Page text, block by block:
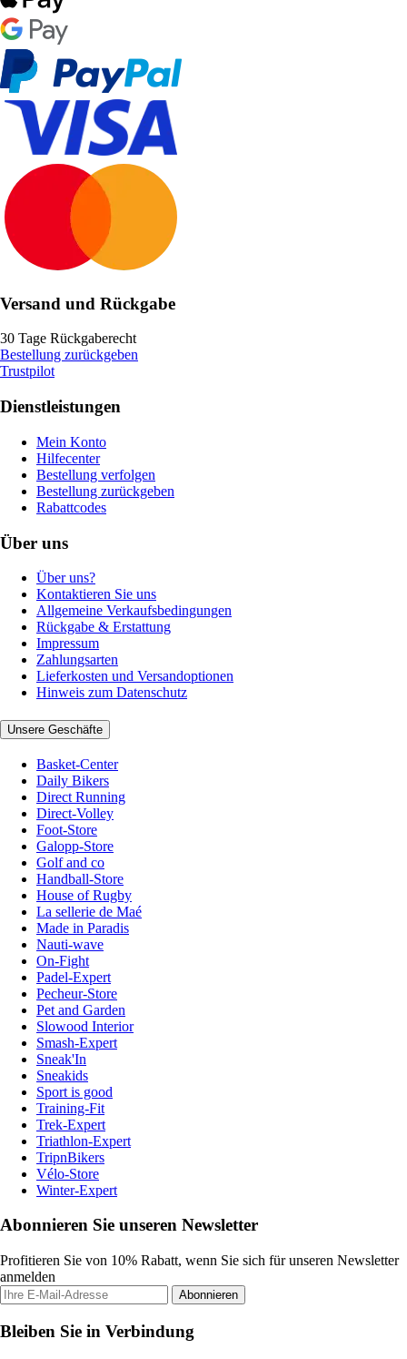
Versand und Rückgabe
30 Tage Rückgaberecht
Bestellung zurückgeben
Trustpilot
Dienstleistungen
Mein Konto
Hilfecenter
Bestellung verfolgen
Bestellung zurückgeben
Rabattcodes
Über uns
Über uns?
Kontaktieren Sie uns
Allgemeine Verkaufsbedingungen
Rückgabe & Erstattung
Impressum
Zahlungsarten
Lieferkosten und Versandoptionen
Hinweis zum Datenschutz
Unsere Geschäfte
Basket-Center
Daily Bikers
Direct Running
Direct-Volley
Foot-Store
Galopp-Store
Golf and co
Handball-Store
House of Rugby
La sellerie de Maé
Made in Paradis
Nauti-wave
On-Fight
Padel-Expert
Pecheur-Store
Pet and Garden
Slowood Interior
Smash-Expert
Sneak'In
Sneakids
Sport is good
Training-Fit
Trek-Expert
Triathlon-Expert
TripnBikers
Vélo-Store
Winter-Expert
Abonnieren Sie unseren Newsletter
Profitieren Sie von 10% Rabatt, wenn Sie sich für unseren Newsletter
anmelden
Abonnieren
Bleiben Sie in Verbindung